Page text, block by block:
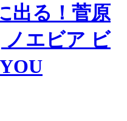
出る！菅原
ノエビア ビ